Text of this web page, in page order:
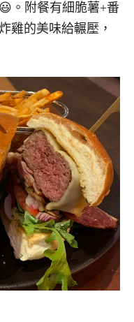
。附餐有細脆薯+番
雞的美味給輾壓，